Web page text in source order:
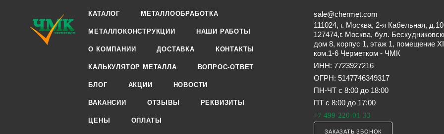
КАТАЛОГ МЕТАЛЛООБРАБОТКА
МЕТАЛЛОКОНСТРУКЦИИ НАШИ РАБОТЫ
О КОМПАНИИ ДОСТАВКА КОНТАКТЫ
КАЛЬКУЛЯТОР МЕТАЛЛА ВОПРОС-ОТВЕТ
БЛОГ АКЦИИ НОВОСТИ
ВАКАНСИИ ОТЗЫВЫ РЕКВИЗИТЫ
ЦЕНЫ ОПЛАТЫ
sale@chermet.com
111024, г. Москва, 2-я Кабельная, д.10
127474,г. Москва, бул.
дом 8, корпус 1, этаж 1, помещение
ком.1-6 Черметком - ЧМК
ИНН: 7723927216
ОГРН: 5147746349317
ПН-ЧТ с 8:00 до 18:00
ПТ с 8:00 до 17:00
+7 499-220-01-33
ЗАКАЗАТЬ ЗВОНОК